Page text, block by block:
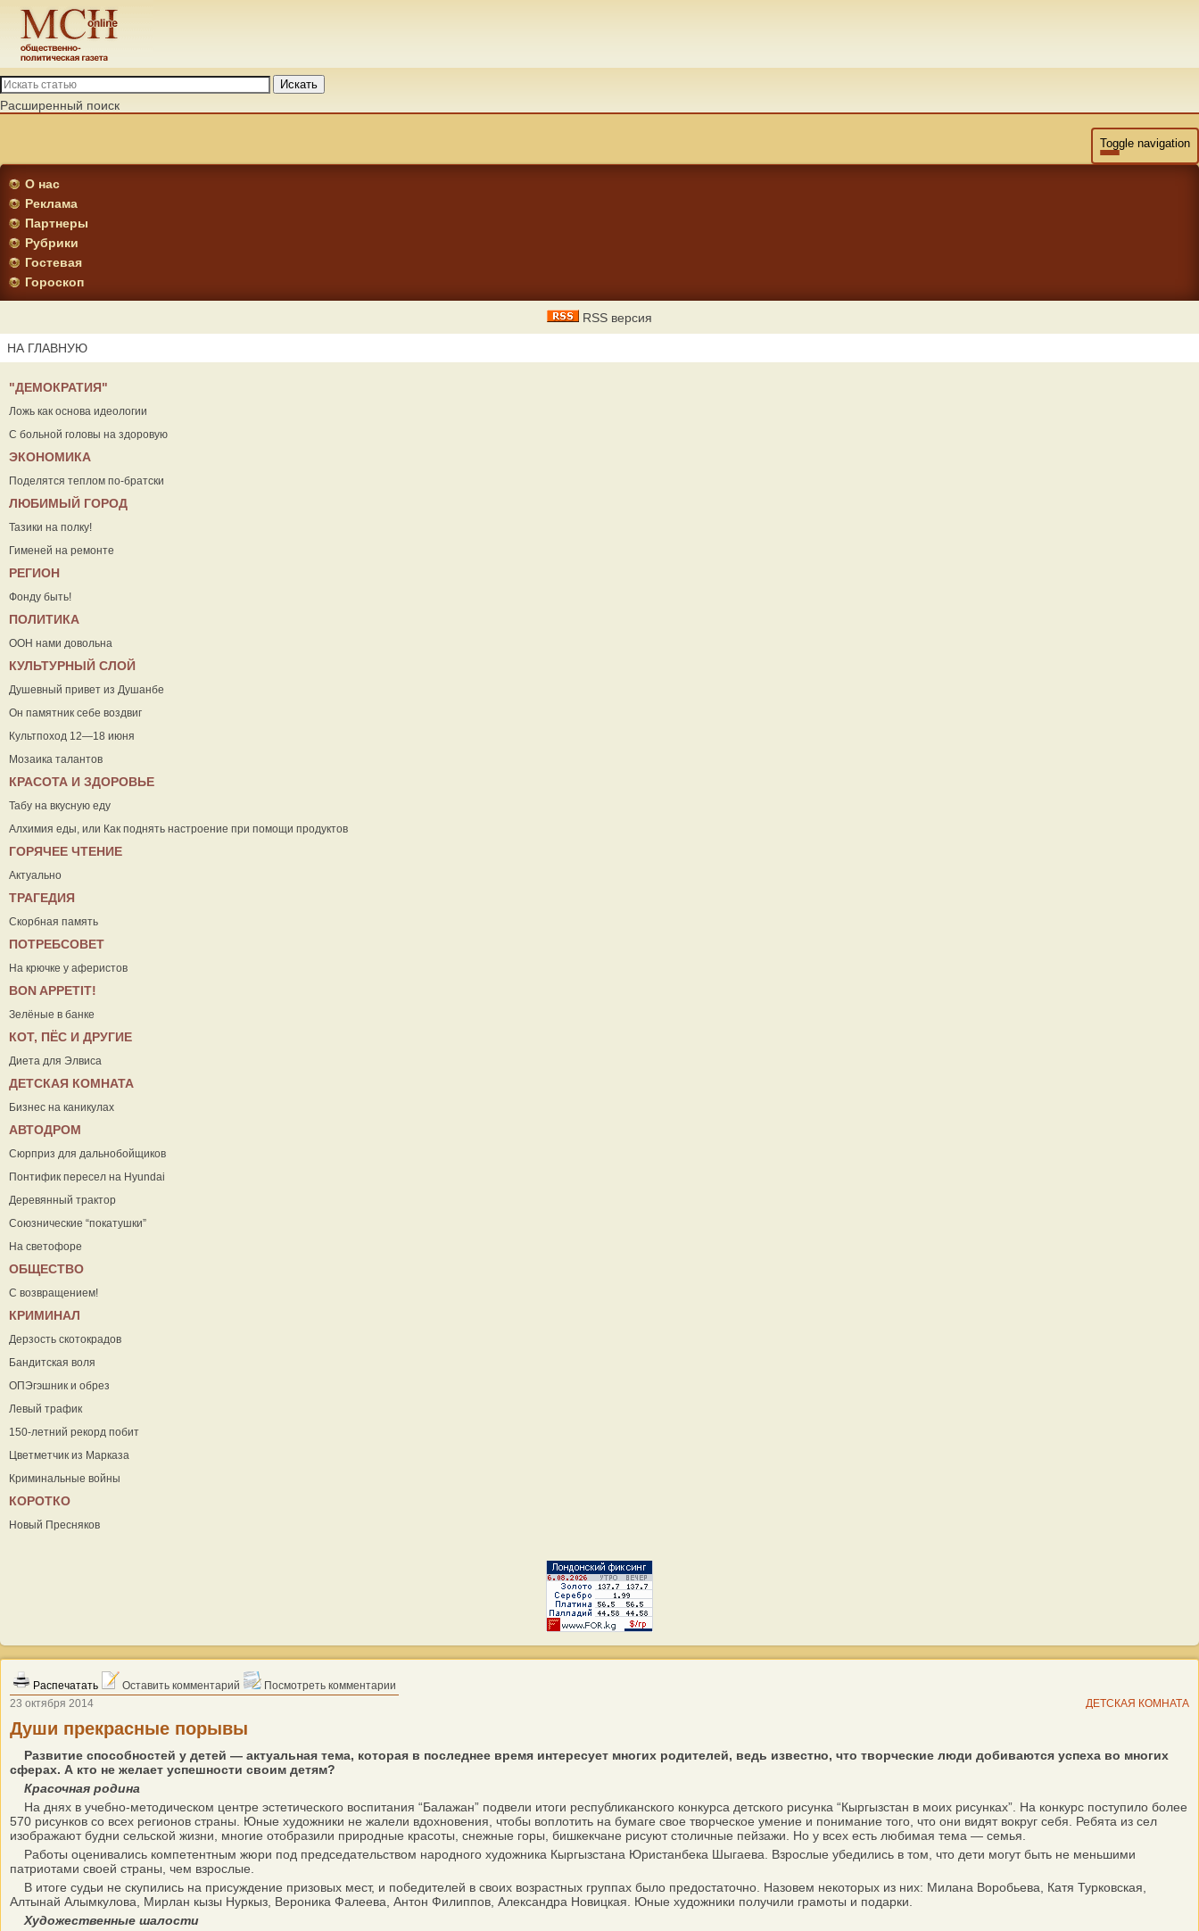
Искать
Расширенный поиск
Toggle navigation
О нас
Реклама
Партнеры
Рубрики
Гостевая
Гороскоп
RSS версия
НА ГЛАВНУЮ
"ДЕМОКРАТИЯ"
Ложь как основа идеологии
С больной головы на здоровую
ЭКОНОМИКА
Поделятся теплом по-братски
ЛЮБИМЫЙ ГОРОД
Тазики на полку!
Гименей на ремонте
РЕГИОН
Фонду быть!
ПОЛИТИКА
ООН нами довольна
КУЛЬТУРНЫЙ СЛОЙ
Душевный привет из Душанбе
Он памятник себе воздвиг
Культпоход 12—18 июня
Мозаика талантов
КРАСОТА И ЗДОРОВЬЕ
Табу на вкусную еду
Алхимия еды, или Как поднять настроение при помощи продуктов
ГОРЯЧЕЕ ЧТЕНИЕ
Актуально
ТРАГЕДИЯ
Скорбная память
ПОТРЕБСОВЕТ
На крючке у аферистов
ВON APPETIT!
Зелёные в банке
КОТ, ПЁС И ДРУГИЕ
Диета для Элвиса
ДЕТСКАЯ КОМНАТА
Бизнес на каникулах
АВТОДРОМ
Сюрприз для дальнобойщиков
Понтифик пересел на Hyundai
Деревянный трактор
Союзнические “покатушки”
На светофоре
ОБЩЕСТВО
С возвращением!
КРИМИНАЛ
Дерзость скотокрадов
Бандитская воля
ОПЭгэшник и обрез
Левый трафик
150-летний рекорд побит
Цветметчик из Марказа
Криминальные войны
КОРОТКО
Новый Пресняков
Распечатать Оставить комментарий
Посмотреть комментарии
23 октября 2014
ДЕТСКАЯ КОМНАТА
Души прекрасные порывы
Развитие способностей у детей — актуальная тема, которая в последнее время интересует многих родителей, ведь известно, что творческие люди добиваются успеха во многих
сферах. А кто не желает успешности своим детям?
Красочная родина
На днях в учебно-методическом центре эстетического воспитания “Балажан” подвели итоги республиканского конкурса детского рисунка “Кыргызстан в моих рисунках”. На конкурс поступило более
570 рисунков со всех регионов страны. Юные художники не жалели вдохновения, чтобы воплотить на бумаге свое творческое умение и понимание того, что они видят вокруг себя. Ребята из сел
изображают будни сельской жизни, многие отобразили природные красоты, снежные горы, бишкекчане рисуют столичные пейзажи. Но у всех есть любимая тема — семья.
Работы оценивались компетентным жюри под председательством народного художника Кыргызстана Юристанбека Шыгаева. Взрослые убедились в том, что дети могут быть не меньшими
патриотами своей страны, чем взрослые.
В итоге судьи не скупились на присуждение призовых мест, и победителей в своих возрастных группах было предостаточно. Назовем некоторых из них: Милана Воробьева, Катя Турковская,
Алтынай Алымкулова, Мирлан кызы Нуркыз, Вероника Фалеева, Антон Филиппов, Александра Новицкая. Юные художники получили грамоты и подарки.
Художественные шалости